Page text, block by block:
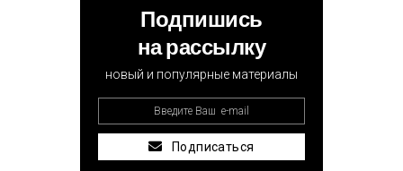
Подпишись
на рассылку
новый и популярные материалы
Подписаться